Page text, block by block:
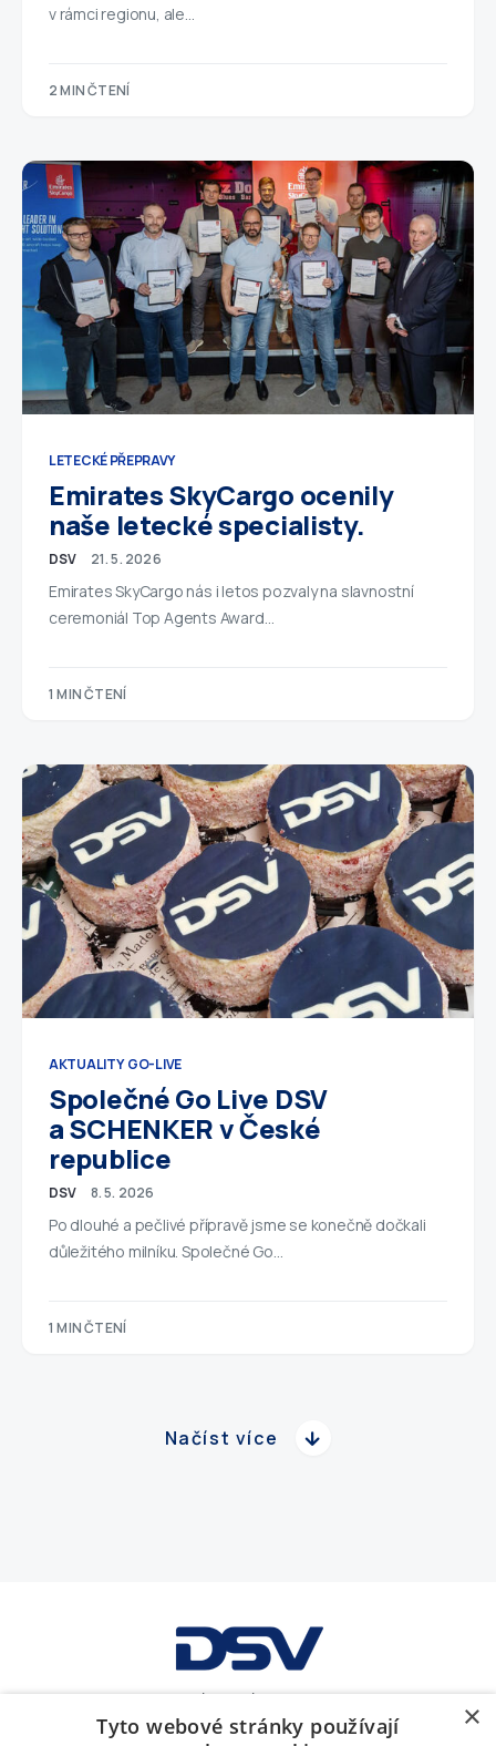
v rámci regionu, ale…
2 MIN ČTENÍ
LETECKÉ PŘEPRAVY
Emirates SkyCargo ocenily
naše letecké specialisty.
DSV 21. 5. 2026
Emirates SkyCargo nás i letos pozvaly na slavnostní
ceremoniál Top Agents Award…
1 MIN ČTENÍ
AKTUALITY GO-LIVE
Společné Go Live DSV
a SCHENKER v České
republice
DSV 8. 5. 2026
Po dlouhé a pečlivé přípravě jsme se konečně dočkali
důležitého milníku. Společné Go…
1 MIN ČTENÍ
Načíst více
GDPR Obchodní podmínky Soubory cookies ×
Tyto webové stránky používají